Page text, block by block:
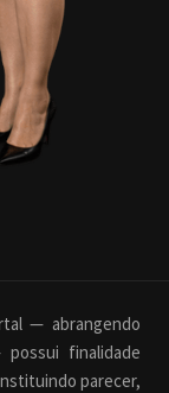
— abrangendo
finalidade
parecer,